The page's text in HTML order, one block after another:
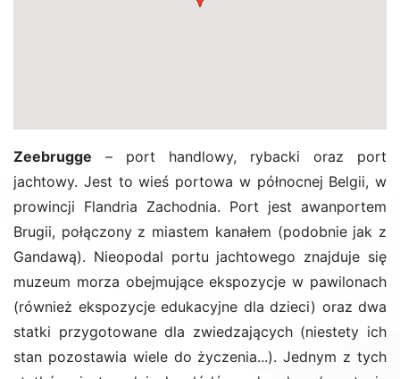
Zeebrugge – port handlowy, rybacki oraz port
jachtowy. Jest to wieś portowa w północnej Belgii, w
prowincji Flandria Zachodnia. Port jest awanportem
Brugii, połączony z miastem kanałem (podobnie jak z
Gandawą). Nieopodal portu jachtowego znajduje się
muzeum morza obejmujące ekspozycje w pawilonach
(również ekspozycje edukacyjne dla dzieci) oraz dwa
statki przygotowane dla zwiedzających (niestety ich
stan pozostawia wiele do życzenia...). Jednym z tych